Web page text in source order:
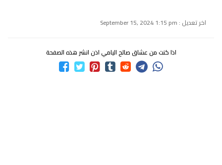
اخر تعديل : September 15, 2024 1:15 pm
اذا كنت من عشاق صالح اليامي اذن انشر هذه الصفحة